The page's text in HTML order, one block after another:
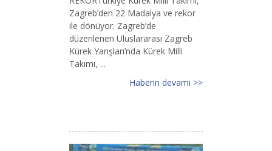
Zagreb’den 22 Madalya ve rekor
ile dönüyor. Zagreb’de
düzenlenen Uluslararası Zagreb
Kürek Yarışları’nda Kürek Milli
Takımı, ...
Haberin devamı >>